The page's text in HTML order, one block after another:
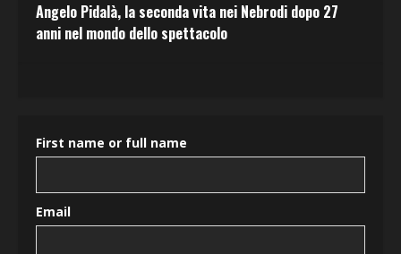
Angelo Pidalà, la seconda vita nei Nebrodi dopo 27
anni nel mondo dello spettacolo
First name or full name
Email